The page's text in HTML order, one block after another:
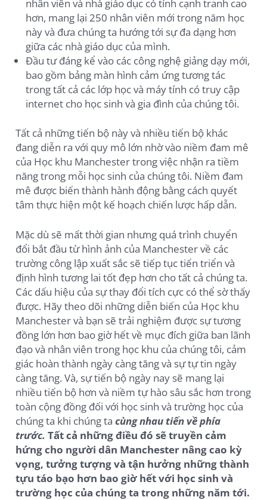
nhân viên và nhà giáo dục có tính cạnh tranh cao
hơn, mang lại 250 nhân viên mới trong năm học
này và đưa chúng ta hướng tới sự đa dạng hơn
giữa các nhà giáo dục của mình.
Đầu tư đáng kể vào các công nghệ giảng dạy mới,
bao gồm bảng màn hình cảm ứng tương tác
trong tất cả các lớp học và máy tính có truy cập
internet cho học sinh và gia đình của chúng tôi.
Tất cả những tiến bộ này và nhiều tiến bộ khác
đang diễn ra với quy mô lớn nhờ vào niềm đam mê
của Học khu Manchester trong việc nhận ra tiềm
năng trong mỗi học sinh của chúng tôi. Niềm đam
mê được biến thành hành động bằng cách quyết
tâm thực hiện một kế hoạch chiến lược hấp dẫn.
Mặc dù sẽ mất thời gian nhưng quá trình chuyển
đổi bắt đầu từ hình ảnh của Manchester về các
trường công lập xuất sắc sẽ tiếp tục tiến triển và
định hình tương lai tốt đẹp hơn cho tất cả chúng ta.
Các dấu hiệu của sự thay đổi tích cực có thể sờ thấy
được. Hãy theo dõi những diễn biến của Học khu
Manchester và bạn sẽ trải nghiệm được sự tương
đồng lớn hơn bao giờ hết về mục đích giữa ban lãnh
đạo và nhân viên trong học khu của chúng tôi, cảm
giác hoàn thành ngày càng tăng và sự tự tin ngày
càng tăng. Và, sự tiến bộ ngày nay sẽ mang lại
nhiều tiến bộ hơn và niềm tự hào sâu sắc hơn trong
toàn cộng đồng đối với học sinh và trường học của
chúng ta khi chúng ta cùng nhau tiến về phía
trước. Tất cả những điều đó sẽ truyền cảm
hứng cho người dân Manchester nâng cao kỳ
vọng, tưởng tượng và tận hưởng những thành
tựu táo bạo hơn bao giờ hết với học sinh và
trường học của chúng ta trong những năm tới.